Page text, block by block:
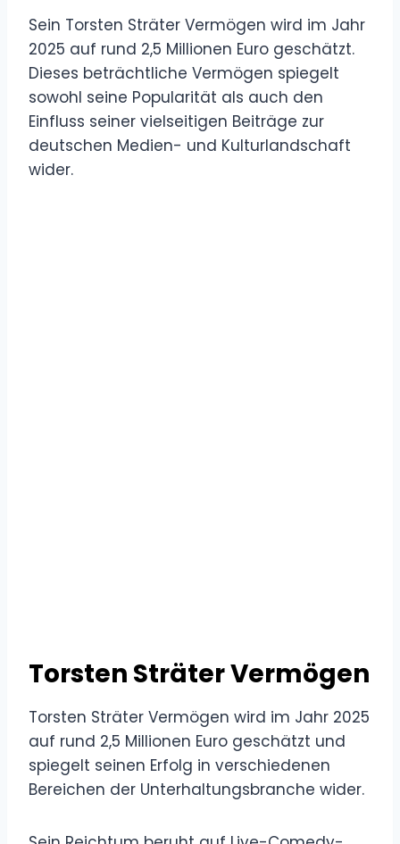
Sein Torsten Sträter Vermögen wird im Jahr
2025 auf rund 2,5 Millionen Euro geschätzt.
Dieses beträchtliche Vermögen spiegelt
sowohl seine Popularität als auch den
Einfluss seiner vielseitigen Beiträge zur
deutschen Medien- und Kulturlandschaft
wider.
Torsten Sträter Vermögen
Torsten Sträter Vermögen wird im Jahr 2025
auf rund 2,5 Millionen Euro geschätzt und
spiegelt seinen Erfolg in verschiedenen
Bereichen der Unterhaltungsbranche wider.